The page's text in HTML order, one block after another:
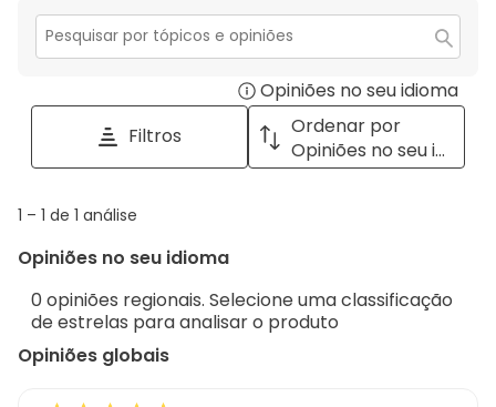
estrelas.
2
estrelas.
com
1
Secção
Opiniões no seu idioma
a
with
Filtros
Ordenar por
Opiniões no seu idioma
1
1
análise
1 – 1 de 1 análise
Opiniões no seu idioma
0 opiniões regionais. Selecione uma classificação
de estrelas para analisar o produto
Opiniões globais